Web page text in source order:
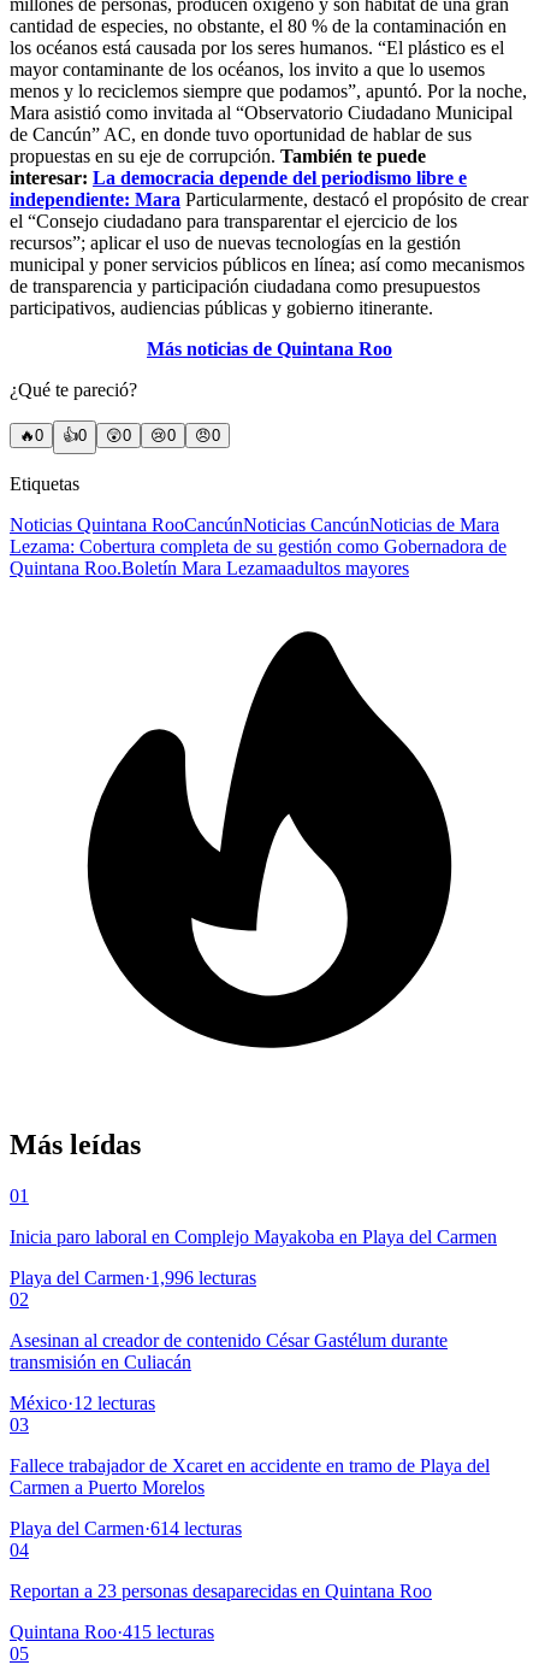
millones de personas, producen oxígeno y son hábitat de una gran
cantidad de especies, no obstante, el 80 % de la contaminación en
los océanos está causada por los seres humanos. “El plástico es el
mayor contaminante de los océanos, los invito a que lo usemos
menos y lo reciclemos siempre que podamos”, apuntó. Por la noche,
Mara asistió como invitada al “Observatorio Ciudadano Municipal
de Cancún” AC, en donde tuvo oportunidad de hablar de sus
propuestas en su eje de corrupción. También te puede
interesar: La democracia depende del periodismo libre e
independiente: Mara Particularmente, destacó el propósito de crear
el “Consejo ciudadano para transparentar el ejercicio de los
recursos”; aplicar el uso de nuevas tecnologías en la gestión
municipal y poner servicios públicos en línea; así como mecanismos
de transparencia y participación ciudadana como presupuestos
participativos, audiencias públicas y gobierno itinerante.
Más noticias de Quintana Roo
¿Qué te pareció?
🔥0 👍0 😲0 😢0 😠0
Etiquetas
Noticias Quintana RooCancúnNoticias CancúnNoticias de Mara
Lezama: Cobertura completa de su gestión como Gobernadora de
Quintana Roo.Boletín Mara Lezamaadultos mayores
Más leídas
01
Inicia paro laboral en Complejo Mayakoba en Playa del Carmen
Playa del Carmen·1,996 lecturas
02
Asesinan al creador de contenido César Gastélum durante
transmisión en Culiacán
México·12 lecturas
03
Fallece trabajador de Xcaret en accidente en tramo de Playa del
Carmen a Puerto Morelos
Playa del Carmen·614 lecturas
04
Reportan a 23 personas desaparecidas en Quintana Roo
Quintana Roo·415 lecturas
05